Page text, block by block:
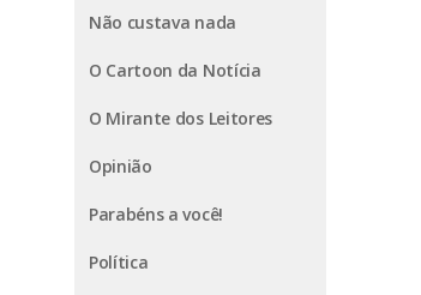
Não custava nada
O Cartoon da Notícia
O Mirante dos Leitores
Opinião
Parabéns a você!
Política